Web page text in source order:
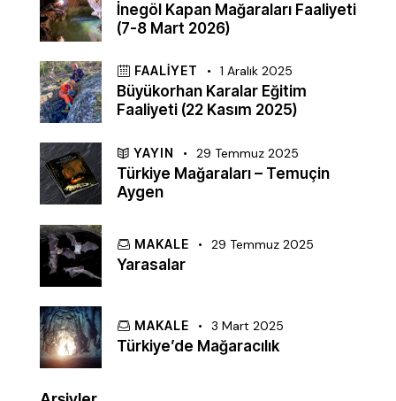
İnegöl Kapan Mağaraları Faaliyeti
(7-8 Mart 2026)
FAALIYET 1 Aralık 2025
Büyükorhan Karalar Eğitim
Faaliyeti (22 Kasım 2025)
YAYIN 29 Temmuz 2025
Türkiye Mağaraları – Temuçin
Aygen
MAKALE 29 Temmuz 2025
Yarasalar
MAKALE 3 Mart 2025
Türkiye’de Mağaracılık